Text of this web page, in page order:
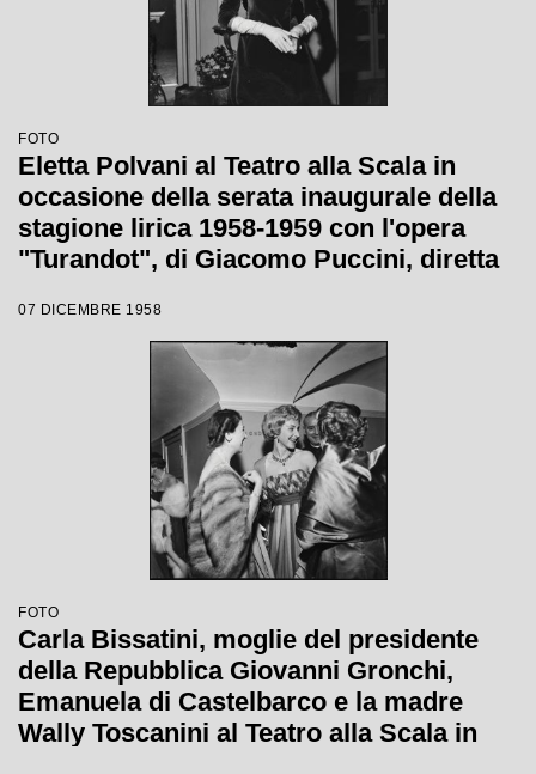
FOTO
Eletta Polvani al Teatro alla Scala in
occasione della serata inaugurale della
stagione lirica 1958-1959 con l'opera
"Turandot", di Giacomo Puccini, diretta
Margherita Wallmann
07 DICEMBRE 1958
FOTO
Carla Bissatini, moglie del presidente
della Repubblica Giovanni Gronchi,
Emanuela di Castelbarco e la madre
Wally Toscanini al Teatro alla Scala in